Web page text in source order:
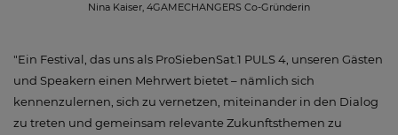
Nina Kaiser, 4GAMECHANGERS Co-Gründerin
"Ein Festival, das uns als ProSiebenSat.1 PULS 4, unseren Gästen
und Speakern einen Mehrwert bietet – nämlich sich
kennenzulernen, sich zu vernetzen, miteinander in den Dialog
zu treten und gemeinsam relevante Zukunftsthemen zu